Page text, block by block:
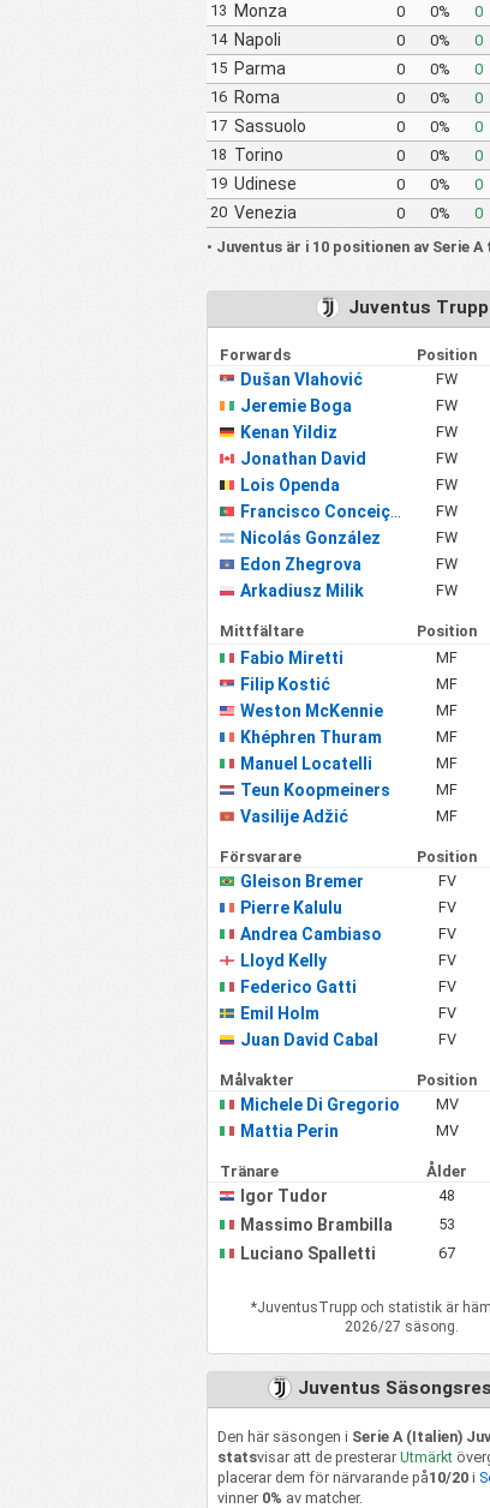
13 Monza 0 0% 0
14 Napoli 0 0% 0
15 Parma 0 0% 0
16 Roma 0 0% 0
17 Sassuolo 0 0% 0
18 Torino 0 0% 0
19 Udinese 0 0% 0
20 Venezia 0 0% 0
• Juventus är i 10 positionen av Serie A
Juventus Trupp
Forwards Position
Dušan Vlahović FW
Jeremie Boga
FW
Kenan Yildiz
FW
Jonathan David
FW
Lois Openda
FW
Francisco Conceição
FW
Nicolás González
FW
Edon Zhegrova
FW
Arkadiusz Milik
FW
Mittfältare Position
Fabio Miretti MF
Filip Kostić
MF
Weston McKennie
MF
Khéphren Thuram
MF
Manuel Locatelli
MF
Teun Koopmeiners
MF
Vasilije Adžić
MF
Försvarare Position
Gleison Bremer FV
Pierre Kalulu
FV
Andrea Cambiaso
FV
Lloyd Kelly
FV
Federico Gatti
FV
Emil Holm
FV
Juan David Cabal
FV
Målvakter Position
Michele Di Gregorio MV
Mattia Perin
MV
Tränare Ålder
Igor Tudor 48
Massimo Brambilla 53
Luciano Spalletti 67
*JuventusTrupp och statistik är
2026/27 säsong.
Juventus
Den här säsongen i Serie A (Italien)
statsvisar att de presterar Utmärkt
placerar dem för närvarande på10/20i
vinner 0% av matcher.